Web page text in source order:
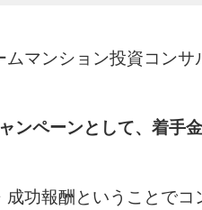
ムマンション投資コンサ
ンペーンとして、着手
功報酬ということで